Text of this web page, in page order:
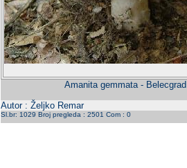
Amanita gemmata - Belecgrad
Autor : Željko Remar
Sl.br: 1029 Broj pregleda : 2501 Com : 0